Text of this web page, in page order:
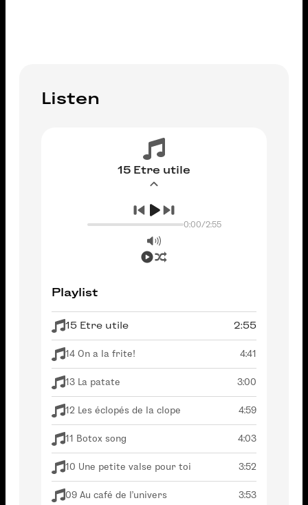
Listen
15 Etre utile
0:00/2:55
Playlist
15 Etre utile 2:55
14 On a la frite! 4:41
13 La patate 3:00
12 Les éclopés de la clope 4:59
11 Botox song 4:03
10 Une petite valse pour toi 3:52
09 Au café de l'univers 3:53